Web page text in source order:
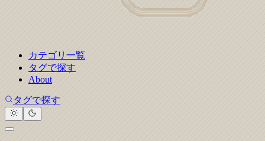
カテゴリ一覧
タグで探す
About
タグで探す